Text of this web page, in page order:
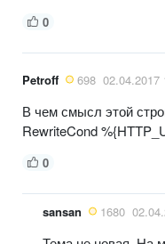
0
Petroff 698 02.04.2017
В чем смысл этой
RewriteCond
0
sansan 1680